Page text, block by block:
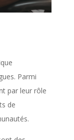
Parmi
par leur rôle
de